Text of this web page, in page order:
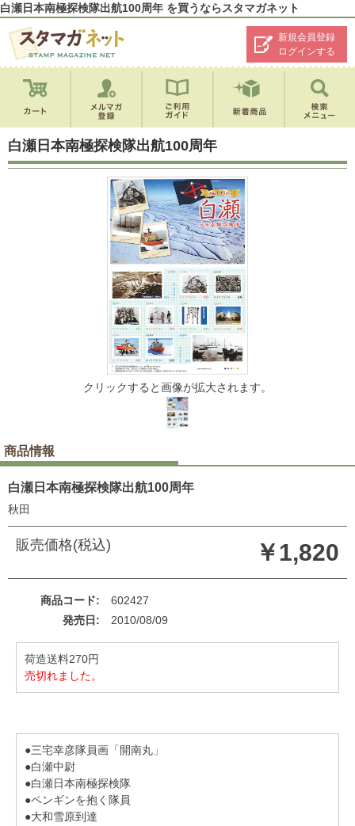
白瀬日本南極探検隊出航100周年 を買うならスタマガネット
新規会員登録
ログインする
白瀬日本南極探検隊出航100周年
クリックすると画像が拡大されます。
商品情報
白瀬日本南極探検隊出航100周年
秋田
販売価格(税込) ￥1,820
商品コード
602427
発売日
2010/08/09
荷造送料270円
売切れました。
●三宅幸彦隊員画「開南丸」
●白瀬中尉
●白瀬日本南極探検隊
●ペンギンを抱く隊員
●大和雪原到達